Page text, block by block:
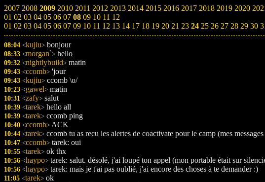
2007 2008 2009 2010 2011 2012 2013 2014 2015 2016 2017 2018 2019 2020
01 02 03 04 05 06 07 08 09 10 11 12
01 02 03 04 05 06 07 09 10 11 12 13 14 17 18 19 20 21 23 24 25 26 27 28 29 30
08:04 <kujiu> bonjour
08:33 <morgan`> hello
09:32 <nightlybuild> matin
09:43 <ccomb> 'jour
09:43 <kujiu> ccomb \o/
10:23 <gawel> matin
10:31 <zafy> salut
10:39 <tarek> hello all
10:39 <tarek> ccomb ping
10:40 <ccomb> ACK
10:44 <tarek> ccomb tu as recu les alertes de coactivate pour le camp (mes
10:47 <ccomb> tarek: oui
10:55 <tarek> ok thx
10:56 <haypo> tarek: salut. désolé, j'ai loupé ton appel (mon portable était sur
10:56 <haypo> tarek: mais je t'ai pas oublié, j'ai encore des choses à te demander :)
11:05 <tarek> ok